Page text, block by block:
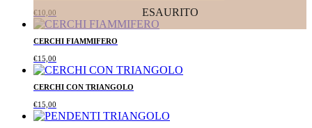
ESAURITO
€10,00
CERCHI FIAMMIFERO
€15,00
CERCHI CON TRIANGOLO
€15,00